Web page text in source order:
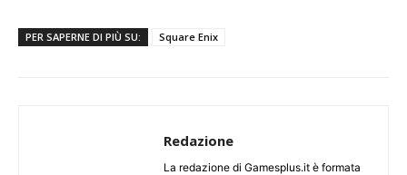
PER SAPERNE DI PIÙ SU: Square Enix
Redazione
La redazione di Gamesplus.it è formata